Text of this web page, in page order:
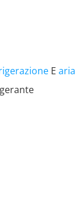
E aria